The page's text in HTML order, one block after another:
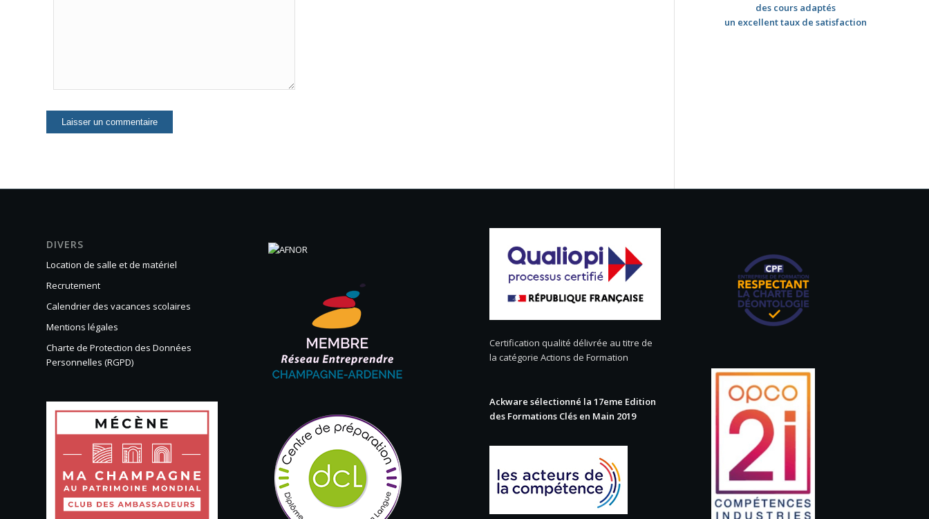
des cours adaptés
un excellent taux de satisfaction
DIVERS
Location de salle et de matériel
Recrutement
Calendrier des vacances scolaires
Mentions légales
Charte de Protection des Données
Personnelles (RGPD)
Certification qualité délivrée au titre de
la catégorie Actions de Formation
Ackware sélectionné la 17eme Edition
des Formations Clés en Main 2019